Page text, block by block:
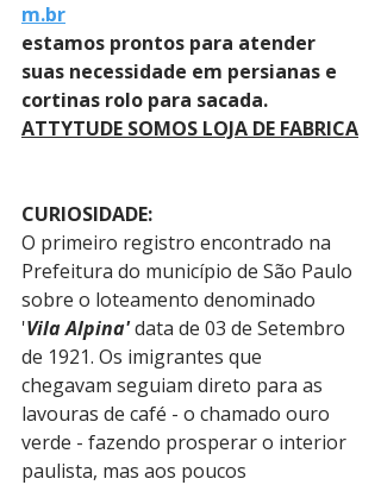
m.br
estamos prontos para atender
suas necessidade em persianas e
cortinas rolo para sacada.
ATTYTUDE SOMOS LOJA DE FABRICA
CURIOSIDADE:
O primeiro registro encontrado na
Prefeitura do município de São Paulo
sobre o loteamento denominado
'Vila Alpina' data de 03 de Setembro
de 1921. Os imigrantes que
chegavam seguiam direto para as
lavouras de café - o chamado ouro
verde - fazendo prosperar o interior
paulista, mas aos poucos